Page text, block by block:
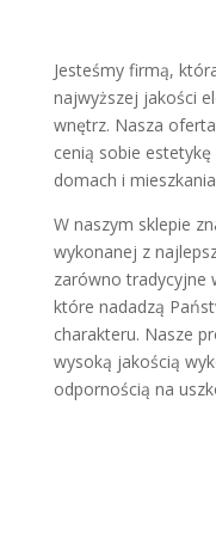
Jesteśmy firmą,
najwyższej jakości
wnętrz. Nasza
cenią sobie
domach i
W naszym sklepie
wykonanej z
zarówno tradycyjne
które nadadzą
charakteru. Nasze
wysoką jakością
odpornością na